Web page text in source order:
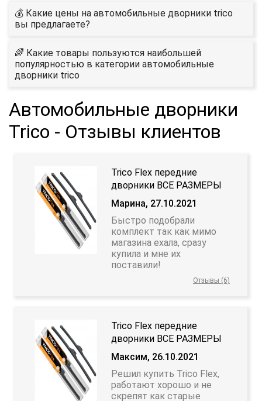
💰 Какие цены на автомобильные дворники trico
вы предлагаете?
🌈 Какие товары пользуются наибольшей
популярностью в категории автомобильные
дворники trico
Автомобильные дворники
Trico - Отзывы клиентов
Trico Flex передние
дворники ВСЕ РАЗМЕРЫ
Марина, 27.10.2021
Быстро подобрали
комплект так как мимо
магазина ехала, сразу
купила и мне их
поставили!
Отзывы (6)
Trico Flex передние
дворники ВСЕ РАЗМЕРЫ
Максим, 26.10.2021
Решил купить Trico Flex,
работают хорошо и не
скрепят как старые